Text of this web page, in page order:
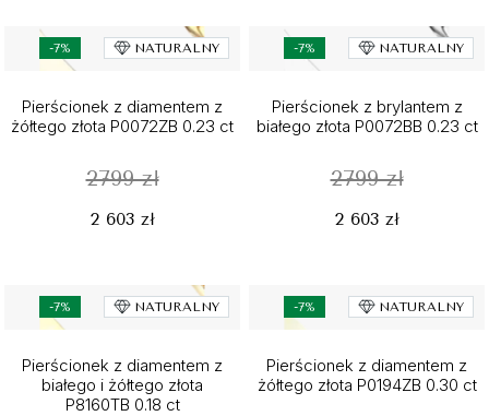
-7% NATURALNY
Pierścionek z diamentem z
żółtego złota P0072ZB 0.23 ct
2799 zł
2 603 zł
-7% NATURALNY
Pierścionek z brylantem z
białego złota P0072BB 0.23 ct
2799 zł
2 603 zł
-7% NATURALNY
Pierścionek z diamentem z
białego i żółtego złota
P8160TB 0.18 ct
-7% NATURALNY
Pierścionek z diamentem z
żółtego złota P0194ZB 0.30 ct